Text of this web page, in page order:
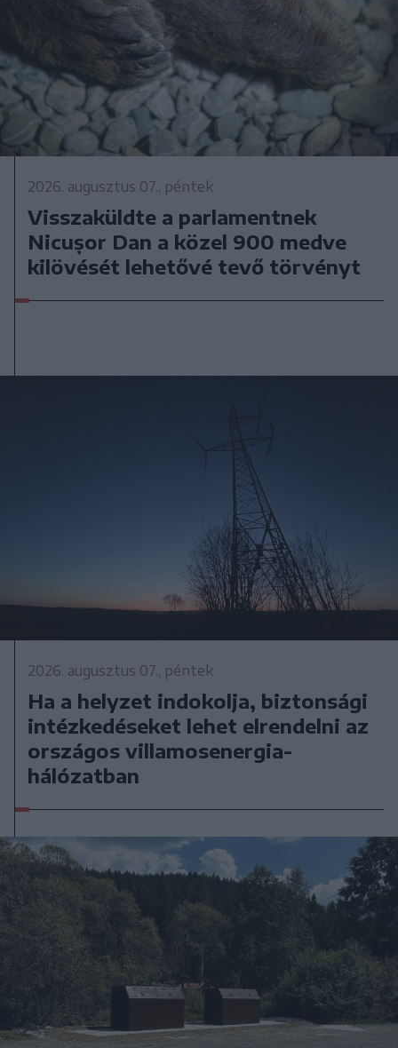
2026. augusztus 07., péntek
Visszaküldte a parlamentnek
Nicușor Dan a közel 900 medve
kilövését lehetővé tevő törvényt
2026. augusztus 07., péntek
Ha a helyzet indokolja, biztonsági
intézkedéseket lehet elrendelni az
országos villamosenergia-
hálózatban